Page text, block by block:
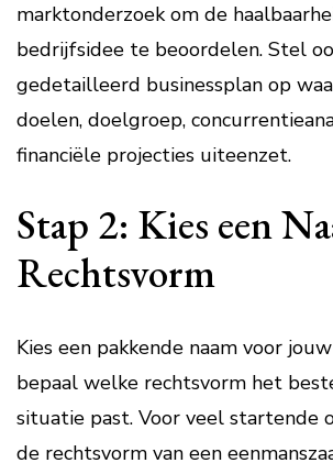
marktonderzoek om de
bedrijfsidee te beoordelen. Stel
gedetailleerd businessplan op
doelen, doelgroep,
financiële projecties uiteenzet.
Stap 2: Kies een
Rechtsvorm
Kies een pakkende naam voor
bepaal welke rechtsvorm het
situatie past. Voor veel startende
de rechtsvorm van een